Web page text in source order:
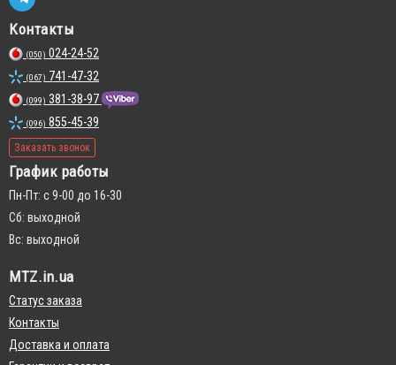
Контакты
(050) 024-24-52
(067) 741-47-32
(099) 381-38-97
(096) 855-45-39
Заказать звонок
График работы
Пн-Пт: с 9-00 до 16-30
Сб: выходной
Вс: выходной
MTZ.in.ua
Статус заказа
Контакты
Доставка и оплата